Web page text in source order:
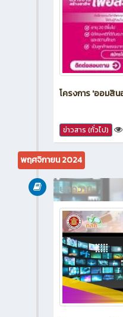
โครงการ 'ออมสิ
ข่าวสาร (ทั่วไป)
พฤศจิกายน 2024
บทความ